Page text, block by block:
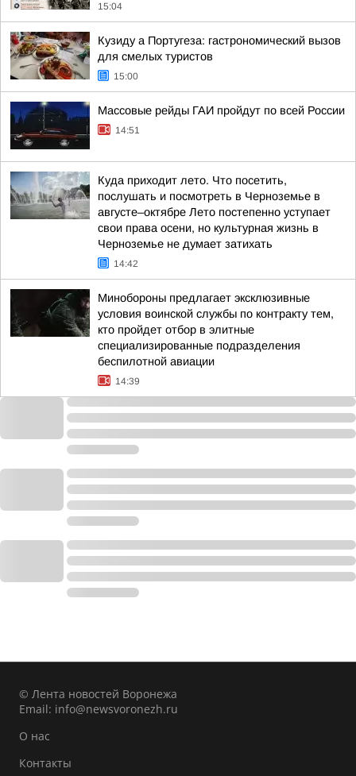
15:04
Кузиду а Португеза: гастрономический вызов
для смелых туристов
15:00
Массовые рейды ГАИ пройдут по всей России
14:51
Куда приходит лето. Что посетить,
послушать и посмотреть в Черноземье в
августе–октябре Лето постепенно уступает
свои права осени, но культурная жизнь в
Черноземье не думает затихать
14:42
Минобороны предлагает эксклюзивные
условия воинской службы по контракту тем,
кто пройдет отбор в элитные
специализированные подразделения
беспилотной авиации
14:39
© Лента новостей Воронежа
Email: info@newsvoronezh.ru
О нас
Контакты